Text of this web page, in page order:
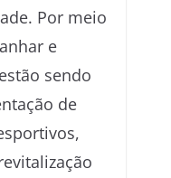
Por meio
e
sendo
de